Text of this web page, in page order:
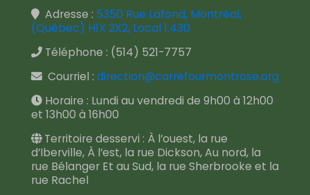
Adresse : 5350 Rue Lafond, Montréal,
(Québec) H1X 2X2, Local 1.430
Téléphone : (514) 521-7757
Courriel : direction@carrefourmontrose.org
Horaire : Lundi au vendredi de 9h00 à 12h00
et 13h00 à 16h00
Territoire desservi : À l’ouest, la rue
d’Iberville, À l’est, la rue Dickson, Au nord, la
rue Bélanger Et au Sud, la rue Sherbrooke et la
rue Rachel